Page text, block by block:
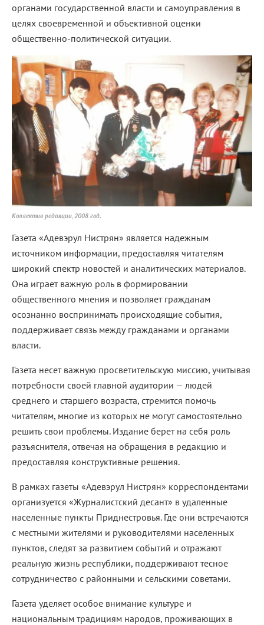
органами государственной власти и самоуправления в
целях своевременной и объективной оценки
общественно-политической ситуации.
Коллектив редакции 2008 год.
Газета «Адевэрул Нистрян» является надежным
источником информации, предоставляя читателям
широкий спектр новостей и аналитических материалов.
Она играет важную роль в формировании
общественного мнения и позволяет гражданам
осознанно воспринимать происходящие события,
поддерживает связь между гражданами и органами
власти.
Газета несет важную просветительскую миссию, учитывая
потребности своей главной аудитории — людей
среднего и старшего возраста, стремится помочь
читателям, многие из которых не могут самостоятельно
решить свои проблемы. Издание берет на себя роль
разъяснителя, отвечая на обращения в редакцию и
предоставляя конструктивные решения.
В рамках газеты «Адевэрул Нистрян» корреспондентами
организуется «Журналистский десант» в удаленные
населенные пункты Приднестровья. Где они встречаются
с местными жителями и руководителями населенных
пунктов, следят за развитием событий и отражают
реальную жизнь республики, поддерживают тесное
сотрудничество с районными и сельскими советами.
Газета уделяет особое внимание культуре и
национальным традициям народов, проживающих в